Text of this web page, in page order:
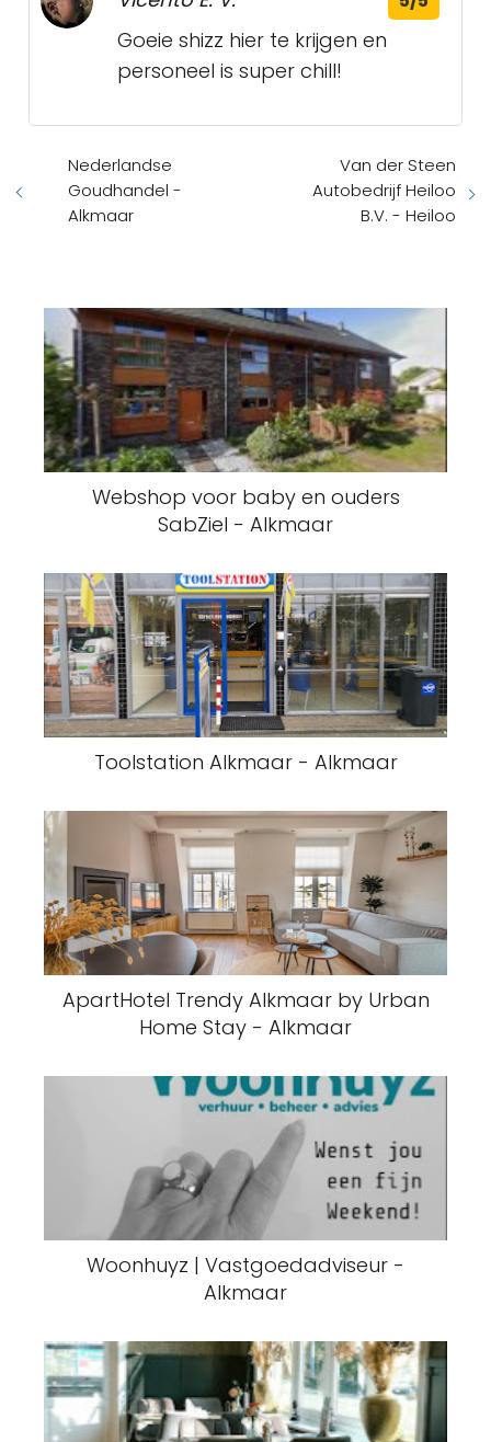
Goeie shizz hier te krijgen en
personeel is super chill!
Nederlandse
Goudhandel -
Alkmaar
Van der Steen
Autobedrijf Heiloo
B.V. - Heiloo
Webshop voor baby en ouders
SabZiel - Alkmaar
Toolstation Alkmaar - Alkmaar
ApartHotel Trendy Alkmaar by Urban
Home Stay - Alkmaar
Woonhuyz | Vastgoedadviseur -
Alkmaar